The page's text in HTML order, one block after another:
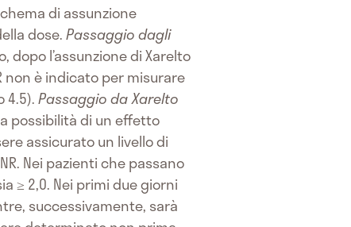
di assunzione
dose.Passaggio dagli
dopo l’assunzione di Xarelto
non è indicato per misurare
4.5).Passaggio da Xarelto
possibilità di un effetto
assicurato un livello di
Nei pazienti che passano
≥ 2,0. Nei primi due giorni
successivamente, sarà